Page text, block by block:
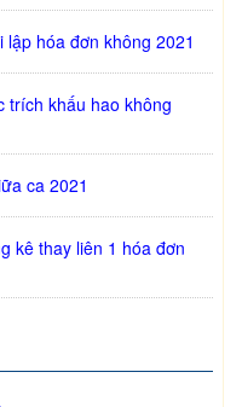
hóa đơn không 2021
trích khấu hao không
ca 2021
kê thay liên 1 hóa đơn